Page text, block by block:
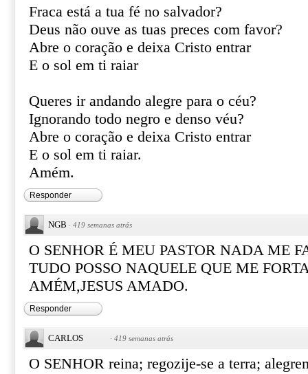
Fraca está a tua fé no salvador?
Deus não ouve as tuas preces com favor?
Abre o coração e deixa Cristo entrar
E o sol em ti raiar
Queres ir andando alegre para o céu?
Ignorando todo negro e denso véu?
Abre o coração e deixa Cristo entrar
E o sol em ti raiar.
Amém.
Responder
NGB · 419 semanas atrás
O SENHOR É MEU PASTOR NADA ME
TUDO POSSO NAQUELE QUE ME
AMÉM,JESUS AMADO.
Responder
CARLOS · 419 semanas atrás
O SENHOR reina; regozije-se a terra;